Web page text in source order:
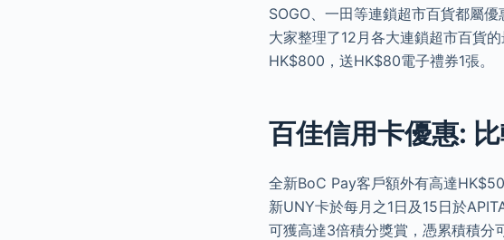
SOGO、一田等連鎖超市百貨都屬
大家整理了12月各大連鎖超市百貨
HK$800，送HK$80電子禮券1張。
百佳信用卡優惠:
全新BoC Pay客戶額外有高達
新UNY卡於每月之1日及15日於
可獲高達3倍積分獎賞，憑累積積分